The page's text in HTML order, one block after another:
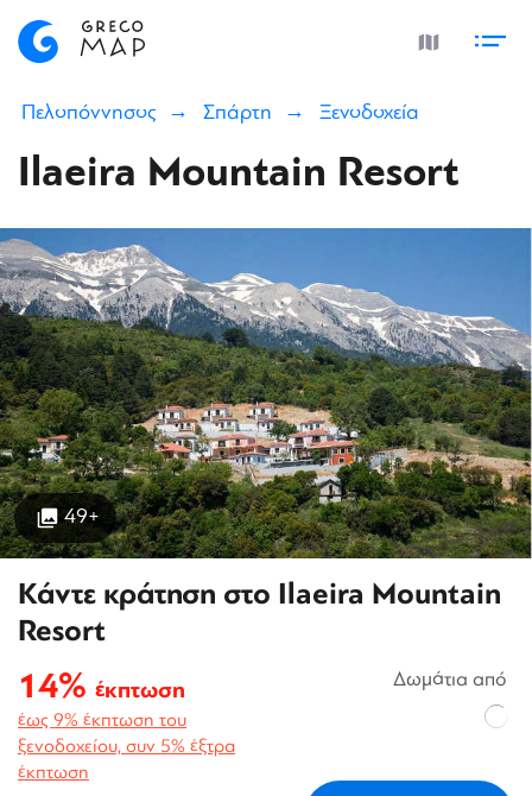
Πελοπόννησος Σπάρτη Ξενοδοχεία
Ilaeira Mountain Resort
49+
Κάντε κράτηση στο Ilaeira Mountain
Resort
14% έκπτωση
έως 9% έκπτωση του
ξενοδοχείου, συν 5% έξτρα
έκπτωση
Δωμάτια από